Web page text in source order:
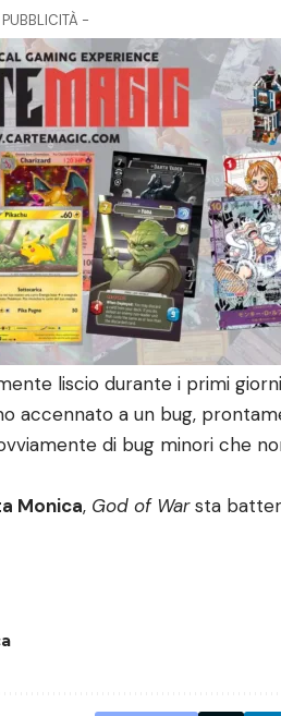
-
liscio durante i primi
accennato a un bug,
di bug minori che
Monica, God of Warsta